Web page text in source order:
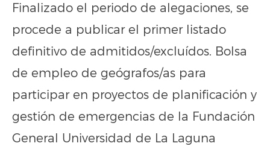
Finalizado el periodo de alegaciones, se
procede a publicar el primer listado
definitivo de admitidos/excluídos. Bolsa
de empleo de geógrafos/as para
participar en proyectos de planificación y
gestión de emergencias de la Fundación
General Universidad de La Laguna